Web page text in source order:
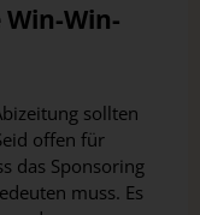
Win-
sollten
offen für
das Sponsoring
muss. Es